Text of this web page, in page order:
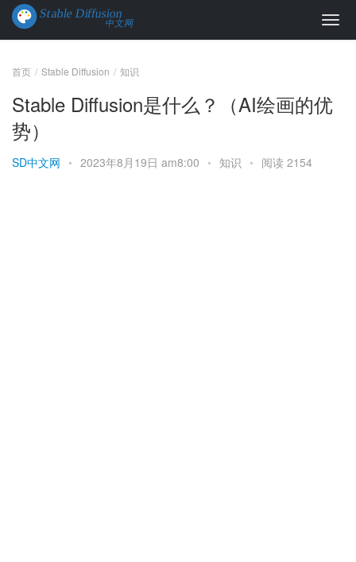
首页 Stable Diffusion 知识
Stable Diffusion是什么？（AI绘画的优
势）
SD中文网 • 2023年8月19日 am8:00 • 知识 • 阅读 2154